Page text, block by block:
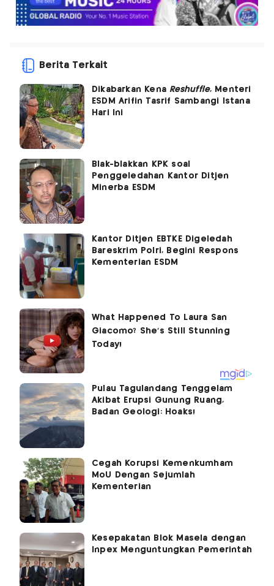
Berita Terkait
Dikabarkan Kena Reshuffle, Menteri
ESDM Arifin Tasrif Sambangi Istana
Hari Ini
Blak-blakkan KPK soal
Penggeledahan Kantor Ditjen
Minerba ESDM
Kantor Ditjen EBTKE Digeledah
Bareskrim Polri, Begini Respons
Kementerian ESDM
Pulau Tagulandang Tenggelam
Akibat Erupsi Gunung Ruang,
Badan Geologi: Hoaks!
Cegah Korupsi Kemenkumham
MoU Dengan Sejumlah
Kementerian
Kesepakatan Blok Masela dengan
Inpex Menguntungkan Pemerintah